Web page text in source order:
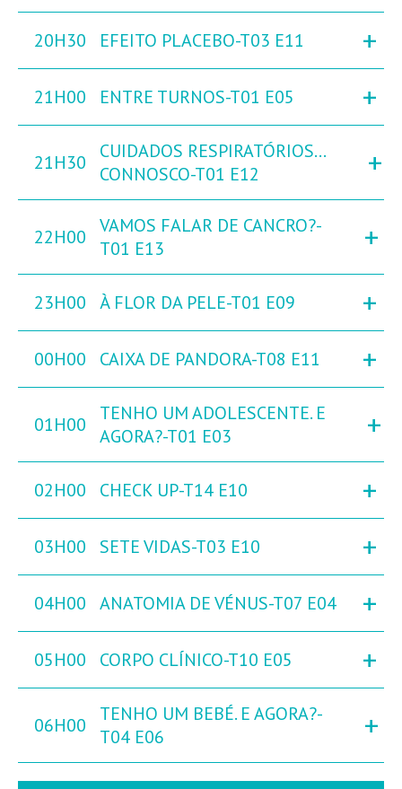
20H30 EFEITO PLACEBO-T03 E11 +
21H00 ENTRE TURNOS-T01 E05 +
21H30
CUIDADOS RESPIRATÓRIOS…
CONNOSCO-T01 E12
+
22H00
VAMOS FALAR DE CANCRO?-
T01 E13
+
23H00 À FLOR DA PELE-T01 E09 +
00H00 CAIXA DE PANDORA-T08 E11 +
01H00
TENHO UM ADOLESCENTE. E
AGORA?-T01 E03
+
02H00 CHECK UP-T14 E10 +
03H00 SETE VIDAS-T03 E10 +
04H00 ANATOMIA DE VÉNUS-T07 E04 +
05H00 CORPO CLÍNICO-T10 E05 +
06H00
TENHO UM BEBÉ. E AGORA?-
T04 E06
+